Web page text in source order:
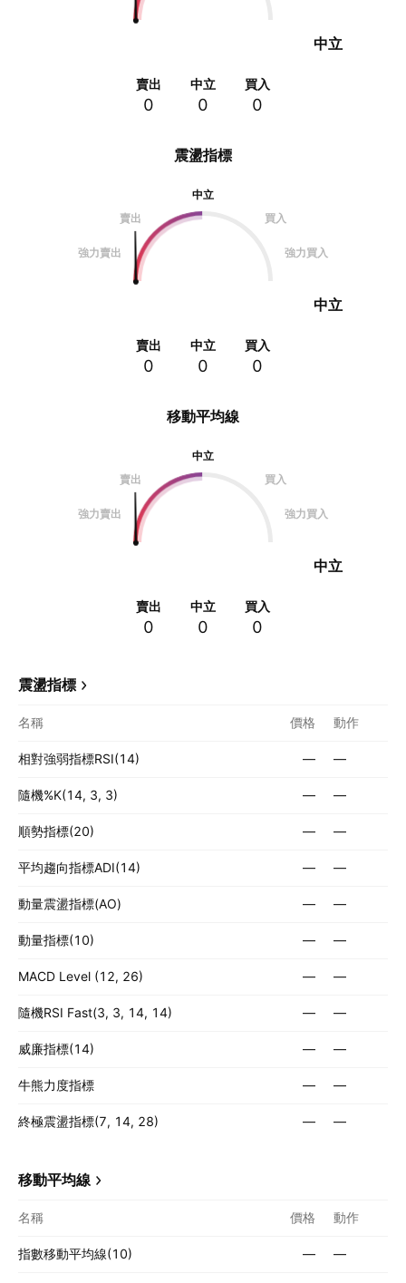
震盪指標
中立
賣出
買入
強力賣出 強力買入
中立
賣出
0
中立
0
買入
0
中立
賣出
0
中立
0
買入
0
移動平均線
中立
賣出
買入
強力賣出 強力買入
中立
賣出
0
中立
0
買入
0
震盪指標
名稱 價格 動作
相對強弱指標RSI(14) — —
隨機%K(14, 3, 3) — —
順勢指標(20) — —
平均趨向指標ADI(14) — —
動量震盪指標(AO) — —
動量指標(10) — —
MACD Level (12, 26) — —
隨機RSI Fast(3, 3, 14, 14) — —
威廉指標(14) — —
牛熊力度指標 — —
終極震盪指標(7, 14, 28) — —
移動平均線
名稱 價格 動作
指數移動平均線(10) — —